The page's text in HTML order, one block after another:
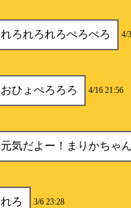
れろれろれろぺろぺろ 4/
おひょぺろろろ 4/16 21:56
元気だよー！まりかちゃ
れろ 3/6 23:28